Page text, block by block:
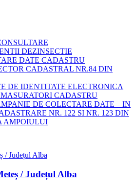
DEZINSECTIE
DATE CADASTRU
CADASTRAL NR.84 DIN
DE IDENTITATE ELECTRONICA
CADASTRU
DE COLECTARE DATE – IN
NR. 122 SI NR. 123 DIN
AMPOIULUI
/ Județul Alba